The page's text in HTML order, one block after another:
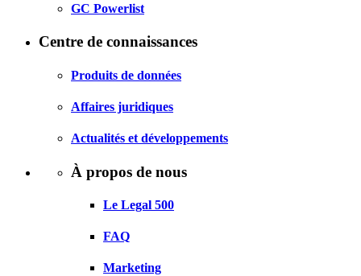
GC Powerlist
Centre de connaissances
Produits de données
Affaires juridiques
Actualités et développements
À propos de nous
Le Legal 500
FAQ
Marketing